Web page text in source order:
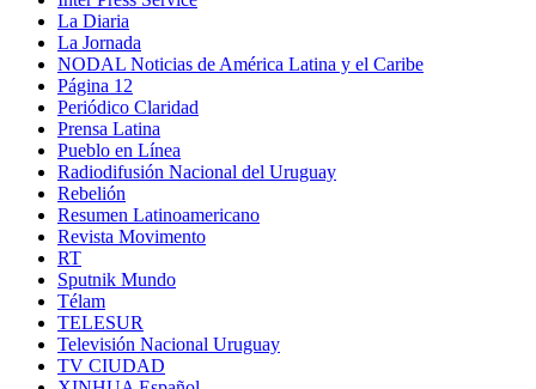
La Diaria
La Jornada
NODAL Noticias de América Latina y el Caribe
Página 12
Periódico Claridad
Prensa Latina
Pueblo en Línea
Radiodifusión Nacional del Uruguay
Rebelión
Resumen Latinoamericano
Revista Movimento
RT
Sputnik Mundo
Télam
TELESUR
Televisión Nacional Uruguay
TV CIUDAD